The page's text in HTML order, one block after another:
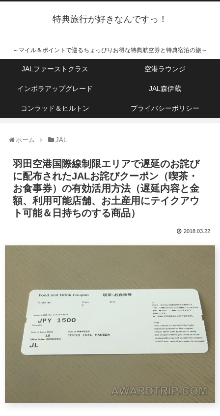
特典旅行が好きなんですっ！
～マイル＆ポイントで巡るちょっぴりお得な特典航空券と特典宿泊の旅～
JALファーストクラス 空港ラウンジ
インボラアップグレード JAL森伊蔵
コンラッド＆ヒルトン プライバシーポリシー
ホーム JAL
羽田空港国際線制限エリアで遅延のお詫び
に配布されたJALお詫びクーポン（喫茶・
お食事券）の有効活用方法（遅延内容と金
額、利用可能店舗、お土産用にテイクアウ
ト可能＆日持ちのする商品）
2018.03.22